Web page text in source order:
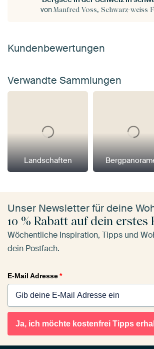
vonManfred Voss, Schwarz-weiss
Kundenbewertungen
Verwandte Sammlungen
Landschaften
Unser Newsletter für deine
10 % Rabatt auf dein
Wöchentliche Inspiration, Tipps und
dein Postfach.
E-Mail Adresse*
Ja, ich möchte kostenfrei Tipps